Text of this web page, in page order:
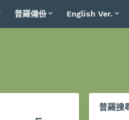
普羅備份 English Ver.
普羅搜